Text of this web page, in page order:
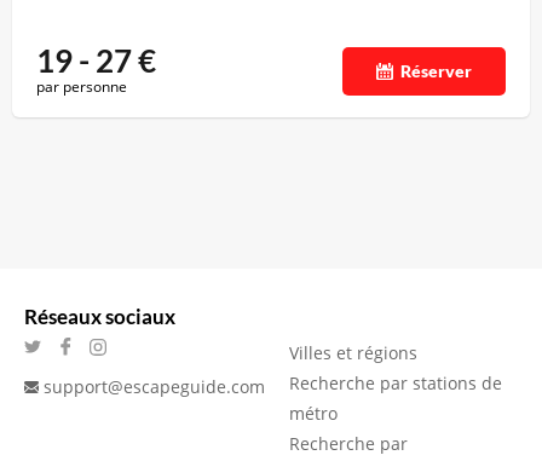
19 - 27€
par personne
Réserver
Réseaux sociaux
support@escapeguide.com
Villes et régions
Recherche par stations de
métro
Recherche par